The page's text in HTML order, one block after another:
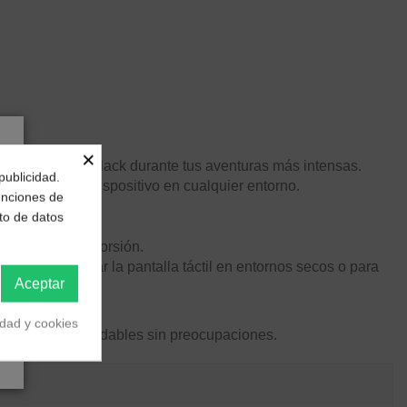
o HERO5 Black durante tus aventuras más intensas.
de tu dispositivo en cualquier entorno.
la distorsión.
para usar la pantalla táctil en entornos secos o para
inolvidables sin preocupaciones.
×
de
de datos
Aceptar
y cookies